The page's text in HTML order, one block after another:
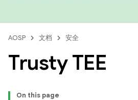
AOSP 文档 安全
Trusty TEE
On this page